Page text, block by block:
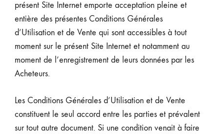
présent Site Internet emporte acceptation pleine et
entière des présentes Conditions Générales
d’Utilisation et de Vente qui sont accessibles à tout
moment sur le présent Site Internet et notamment au
moment de l’enregistrement de leurs données par les
Acheteurs.
Les Conditions Générales d’Utilisation et de Vente
constituent le seul accord entre les parties et prévalent
sur tout autre document. Si une condition venait à faire